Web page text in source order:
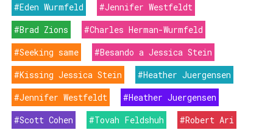
#Eden Wurmfeld
#Jennifer Westfeldt
#Brad Zions
#Charles Herman-Wurmfeld
#Seeking same
#Besando a Jessica Stein
#Kissing Jessica Stein
#Heather Juergensen
#Jennifer Westfeldt
#Heather Juergensen
#Scott Cohen
#Tovah Feldshuh
#Robert Ari